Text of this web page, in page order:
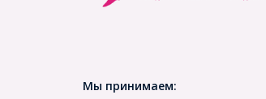
Мы принимаем: